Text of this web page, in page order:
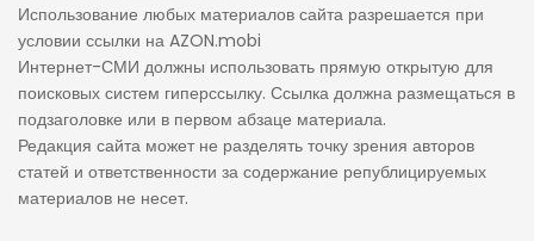
Использование любых материалов сайта разрешается при
условии ссылки на AZON.mobi
Интернет-СМИ должны использовать прямую открытую для
поисковых систем гиперссылку. Ссылка должна размещаться в
подзаголовке или в первом абзаце материала.
Редакция сайта может не разделять точку зрения авторов
статей и ответственности за содержание републицируемых
материалов не несет.